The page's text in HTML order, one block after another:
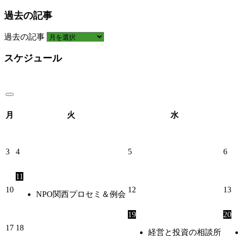
過去の記事
過去の記事
スケジュール
月 火 水
3 4 5 6
10
11
NPO関西プロセミ＆例会
12 13
17 18
19
経営と投資の相談所
20